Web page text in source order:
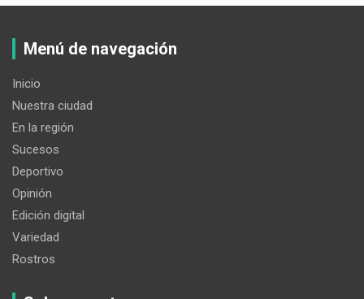
Menú de navegación
Inicio
Nuestra ciudad
En la región
Sucesos
Deportivo
Opinión
Edición digital
Variedad
Rostros